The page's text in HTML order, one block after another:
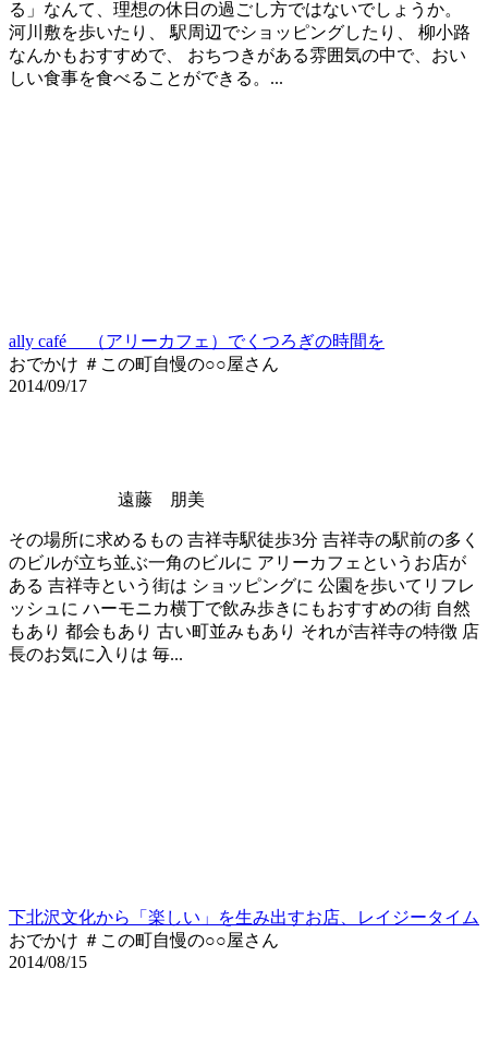
る」なんて、理想の休日の過ごし方ではないでしょうか。
河川敷を歩いたり、 駅周辺でショッピングしたり、 柳小路
なんかもおすすめで、 おちつきがある雰囲気の中で、おい
しい食事を食べることができる。...
ally café （アリーカフェ）でくつろぎの時間を
おでかけ ＃この町自慢の○○屋さん
2014/09/17
遠藤 朋美
その場所に求めるもの 吉祥寺駅徒歩3分 吉祥寺の駅前の多く
のビルが立ち並ぶ一角のビルに アリーカフェというお店が
ある 吉祥寺という街は ショッピングに 公園を歩いてリフレ
ッシュに ハーモニカ横丁で飲み歩きにもおすすめの街 自然
もあり 都会もあり 古い町並みもあり それが吉祥寺の特徴 店
長のお気に入りは 毎...
下北沢文化から「楽しい」を生み出すお店、レイジータイム
おでかけ ＃この町自慢の○○屋さん
2014/08/15